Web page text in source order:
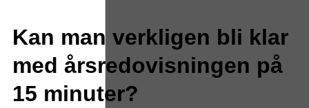
Kan man verkligen bli klar
med årsredovisningen på
15 minuter?